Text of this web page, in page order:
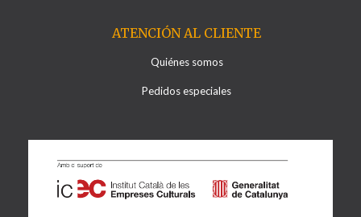
ATENCIÓN AL CLIENTE
Quiénes somos
Pedidos especiales